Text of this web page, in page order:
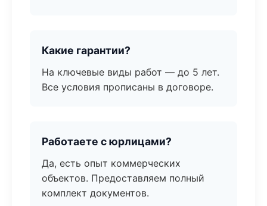
Какие гарантии?
На ключевые виды работ — до 5 лет.
Все условия прописаны в договоре.
Работаете с юрлицами?
Да, есть опыт коммерческих
объектов. Предоставляем полный
комплект документов.